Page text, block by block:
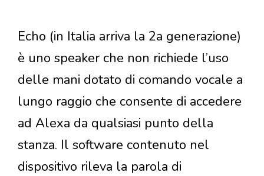
Echo (in Italia arriva la 2a generazione)
è uno speaker che non richiede l’uso
delle mani dotato di comando vocale a
lungo raggio che consente di accedere
ad Alexa da qualsiasi punto della
stanza. Il software contenuto nel
dispositivo rileva la parola di